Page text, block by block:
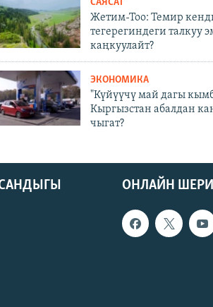
САЯСАТ
Жетим-Тоо: Темир
тегерегиндеги талкуу
каңкуулайт?
ЭКОНОМИКА
"Күйүүчү май дагы
Кыргызстан абалдан
чыгат?
ОНЛАЙН